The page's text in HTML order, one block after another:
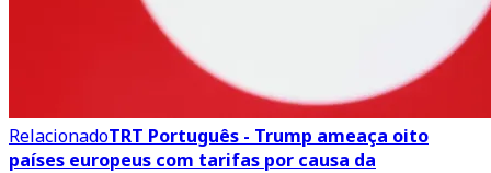
RelacionadoTRT Português - Trump ameaça oito
países europeus com tarifas por causa da